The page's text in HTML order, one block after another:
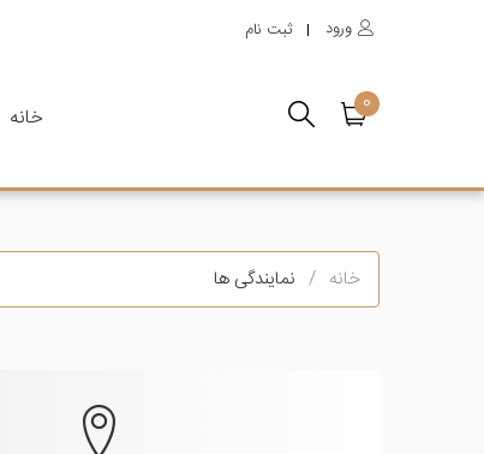
ثبت نام ورود
0 خانه
خانه نمایندگی ها